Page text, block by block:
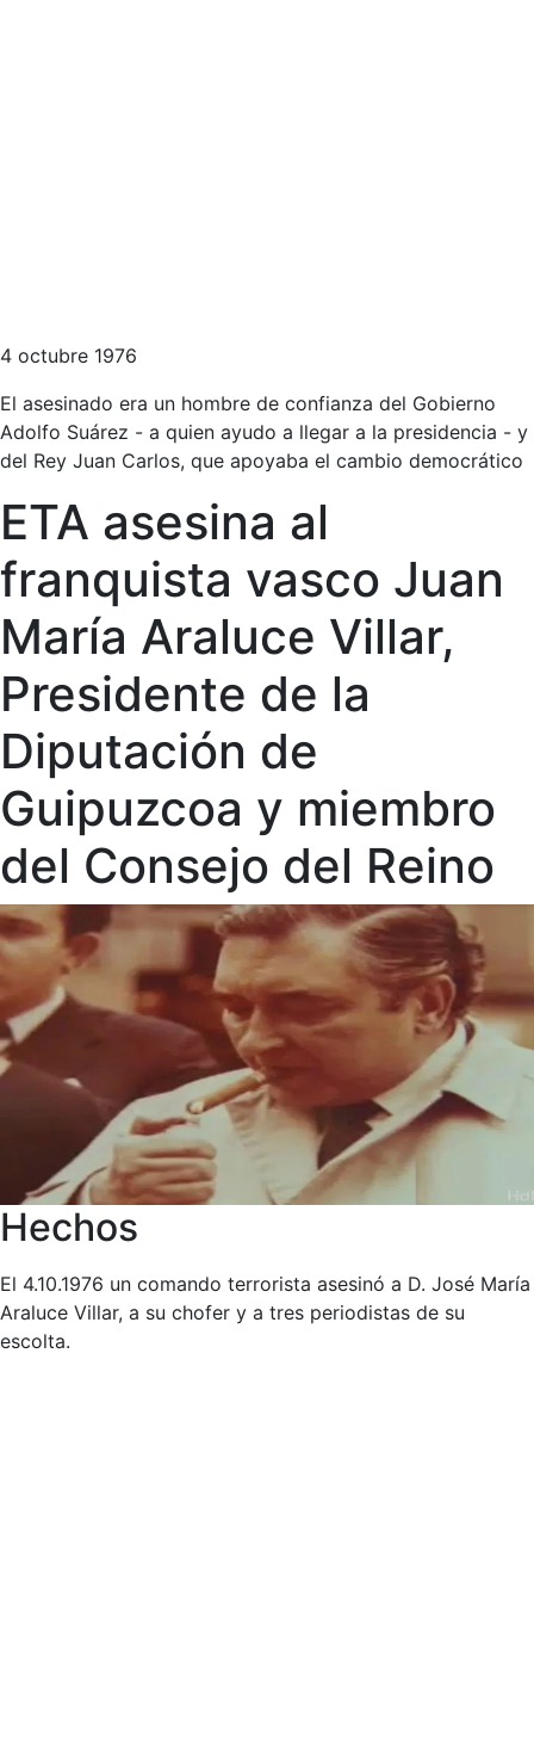
4 octubre 1976
El asesinado era un hombre de confianza del Gobierno
Adolfo Suárez - a quien ayudo a llegar a la presidencia - y
del Rey Juan Carlos, que apoyaba el cambio democrático
ETA asesina al
franquista vasco Juan
María Araluce Villar,
Presidente de la
Diputación de
Guipuzcoa y miembro
del Consejo del Reino
Hechos
El 4.10.1976 un comando terrorista asesinó a D. José María
Araluce Villar, a su chofer y a tres periodistas de su
escolta.